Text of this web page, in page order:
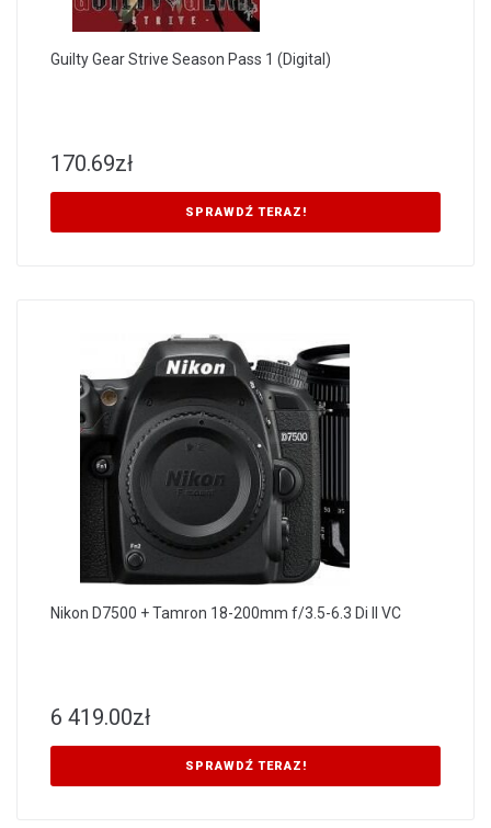
Guilty Gear Strive Season Pass 1 (Digital)
170.69zł
SPRAWDŹ TERAZ!
Nikon D7500 + Tamron 18-200mm f/3.5-6.3 Di II VC
6 419.00zł
SPRAWDŹ TERAZ!